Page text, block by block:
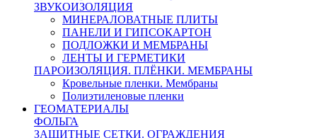
ЗВУКОИЗОЛЯЦИЯ
МИНЕРАЛОВАТНЫЕ ПЛИТЫ
ПАНЕЛИ И ГИПСОКАРТОН
ПОДЛОЖКИ И МЕМБРАНЫ
ЛЕНТЫ И ГЕРМЕТИКИ
ПАРОИЗОЛЯЦИЯ. ПЛЁНКИ. МЕМБРАНЫ
Кровельные пленки. Мембраны
Полиэтиленовые пленки
ГЕОМАТЕРИАЛЫ
ФОЛЬГА
ЗАЩИТНЫЕ СЕТКИ. ОГРАЖДЕНИЯ